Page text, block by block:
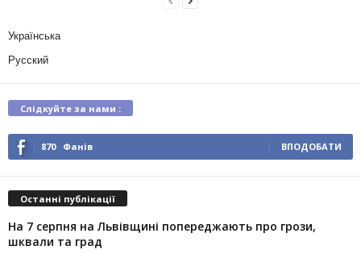
Українська
Русский
Слідкуйте за нами :
870 Фанів ВПОДОБАТИ
Останні публікації
На 7 серпня на Львівщині попереджають про грози,
шквали та град